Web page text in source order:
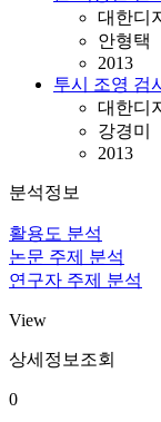
대한디
안형택
2013
투시 조영 검
대한디
강경미
2013
분석정보
활용도 분석
논문 주제 분석
연구자 주제 분석
View
상세정보조회
0